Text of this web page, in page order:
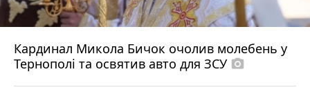
Кардинал Микола Бичок очолив молебень у
Тернополі та освятив авто для ЗСУ photo_camera